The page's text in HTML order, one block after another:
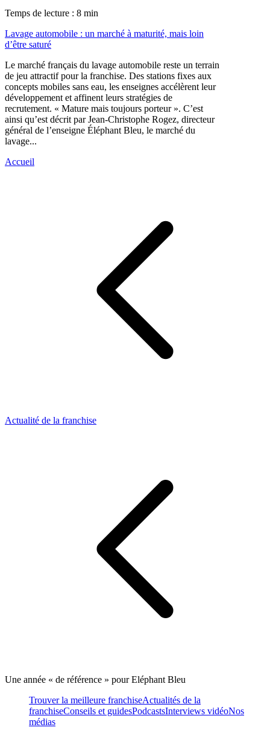
Temps de lecture : 8 min
Lavage automobile : un marché à maturité, mais loin
d’être saturé
Le marché français du lavage automobile reste un terrain
de jeu attractif pour la franchise. Des stations fixes aux
concepts mobiles sans eau, les enseignes accélèrent leur
développement et affinent leurs stratégies de
recrutement. « Mature mais toujours porteur ». C’est
ainsi qu’est décrit par Jean-Christophe Rogez, directeur
général de l’enseigne Éléphant Bleu, le marché du
lavage...
Accueil
Actualité de la franchise
Une année « de référence » pour Eléphant Bleu
Trouver la meilleure franchiseActualités de la
franchiseConseils et guidesPodcastsInterviews vidéoNos
médias